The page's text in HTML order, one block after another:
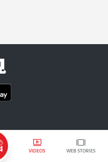
VIDEOS WEB STORIES